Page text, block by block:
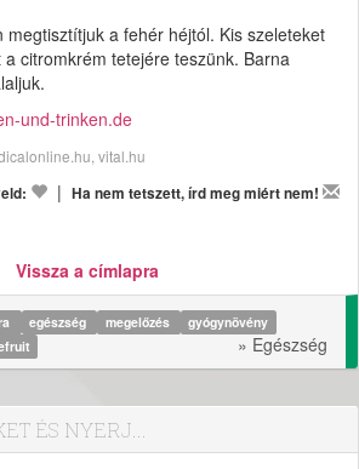
megtisztítjuk a fehér héjtól. Kis szeleteket
citromkrém tetejére teszünk. Barna
und-trinken.de
vital.hu
| Ha nem tetszett, írd meg miért nem!
Vissza a címlapra
egészség megelőzés
gyógynövény
» Egészség
ÉS NYERJ...